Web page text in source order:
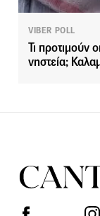
VIBER POLL
Τι προτιμούν
νηστεία;